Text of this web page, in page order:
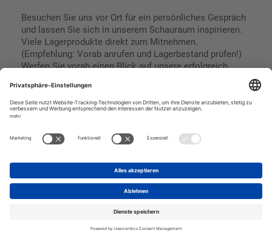
Besuchen Sie uns vor Ort für ein persönliches Gespräch
und lassen Sie sich in unserem Schauraum inspirieren.
Viele Lagerprodukte direkt zum Mitnehmen.
(Empfehlung: Vorab anrufen und Lagerbestand prüfen!)
Werfen Sie vorab einen Blick auf unsere erfolgreich
Impressum
Datenschutz
SEPA Lastschrift
Kreditkarte
Rechnungskauf